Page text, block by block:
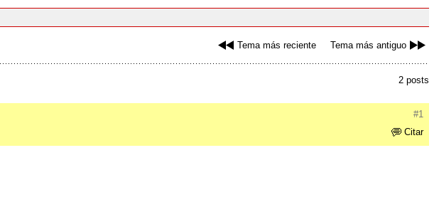
Tema más reciente Tema más antiguo
2 posts
#1
Citar